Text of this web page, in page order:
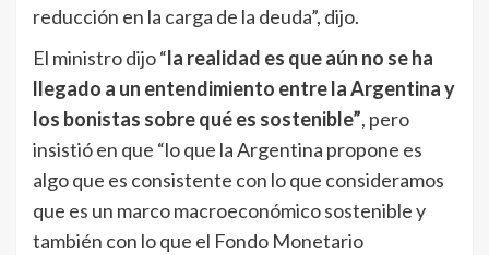
reducción en la carga de la deuda”, dijo.
El ministro dijo “la realidad es que aún no se ha
llegado a un entendimiento entre la Argentina y
los bonistas sobre qué es sostenible”, pero
insistió en que “lo que la Argentina propone es
algo que es consistente con lo que consideramos
que es un marco macroeconómico sostenible y
también con lo que el Fondo Monetario